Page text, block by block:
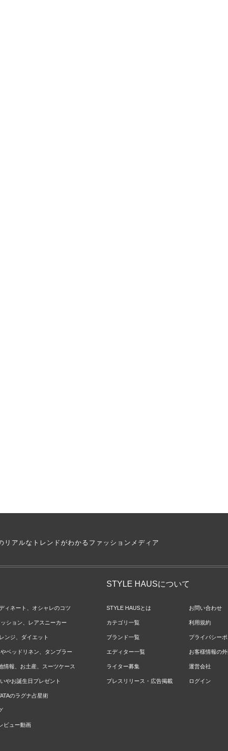
リアルなトレンドがわかるファッションメディア
ィネート、オシャレのコツ
ション、レアスニーカー
ンジ、ダイエット
ベッドリネン、タンブラー
情報、お土産、スーツケース
やお誕生日プレゼント
のラグナ占星術
ビュー動画
STYLE HAUSについて
STYLE HAUSとは
カテゴリ一覧
ブランド一覧
エディター一覧
ライター募集
プレスリリース・広告掲載
お問い合わせ
利用規約
プライバシー
お客様情報の
運営会社
ログイン